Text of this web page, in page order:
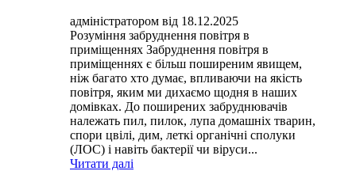
адміністратором від 18.12.2025
Розуміння забруднення повітря в
приміщеннях Забруднення повітря в
приміщеннях є більш поширеним явищем,
ніж багато хто думає, впливаючи на якість
повітря, яким ми дихаємо щодня в наших
домівках. До поширених забруднювачів
належать пил, пилок, лупа домашніх тварин,
спори цвілі, дим, леткі органічні сполуки
(ЛОС) і навіть бактерії чи віруси...
Читати далі